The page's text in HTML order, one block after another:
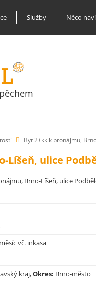
Služby Něco
Byt 2+kk k pronájmu,
Líšeň, ulice
Brno-Líšeň, ulice
vč. inkasa
kraj,Okres: Brno-město